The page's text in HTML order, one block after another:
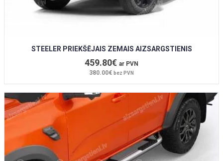
STEELER PRIEKŠĒJAIS ZEMAIS AIZSARGSTIENIS
459.80€ ar PVN
380.00€ bez PVN